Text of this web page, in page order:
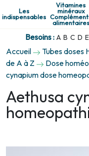
Les
indispensables
Vitamines
minéraux
alimentaires
Besoins : A B C D E
Accueil Tubes doses
de A à Z
Dose
cynapium dose
Aethusa